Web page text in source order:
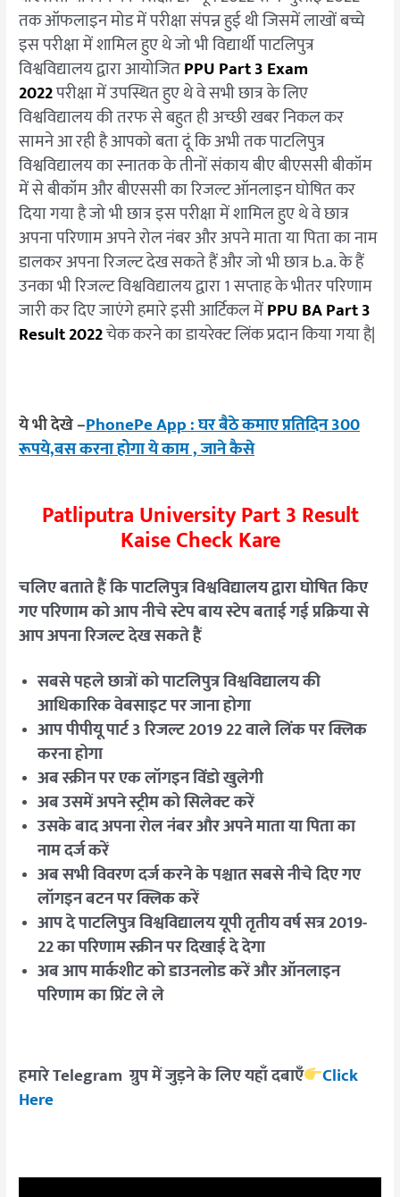
तक ऑफलाइन मोड में परीक्षा संपन्न हुई थी जिसमें लाखों बच्चे
इस परीक्षा में शामिल हुए थे जो भी विद्यार्थी पाटलिपुत्र
विश्वविद्यालय द्वारा आयोजितPPU Part 3 Exam
2022परीक्षा में उपस्थित हुए थे वे सभी छात्र के लिए
विश्वविद्यालय की तरफ से बहुत ही अच्छी खबर निकल कर
सामने आ रही है आपको बता दूं कि अभी तक पाटलिपुत्र
विश्वविद्यालय का स्नातक के तीनों संकाय बीए बीएससी बीकॉम
में से बीकॉम और बीएससी का रिजल्ट ऑनलाइन घोषित कर
दिया गया है जो भी छात्र इस परीक्षा में शामिल हुए थे वे छात्र
अपना परिणाम अपने रोल नंबर और अपने माता या पिता का नाम
डालकर अपना रिजल्ट देख सकते हैं और जो भी छात्र b.a. के हैं
उनका भी रिजल्ट विश्वविद्यालय द्वारा 1 सप्ताह के भीतर परिणाम
जारी कर दिए जाएंगे हमारे इसी आर्टिकल मेंPPU BA Part 3
Result 2022चेक करने का डायरेक्ट लिंक प्रदान किया गया है|
ये भी देखे –PhonePe App : घर बैठे कमाए प्रतिदिन 300
रूपये,बस करना होगा ये काम , जाने कैसे
Patliputra University Part 3 Result
Kaise Check Kare
चलिए बताते हैं कि पाटलिपुत्र विश्वविद्यालय द्वारा घोषित किए
गए परिणाम को आप नीचे स्टेप बाय स्टेप बताई गई प्रक्रिया से
आप अपना रिजल्ट देख सकते हैं
सबसे पहले छात्रों को पाटलिपुत्र विश्वविद्यालय की
आधिकारिक वेबसाइट पर जाना होगा
आप पीपीयू पार्ट 3 रिजल्ट 2019 22 वाले लिंक पर क्लिक
करना होगा
अब स्क्रीन पर एक लॉगइन विंडो खुलेगी
अब उसमें अपने स्ट्रीम को सिलेक्ट करें
उसके बाद अपना रोल नंबर और अपने माता या पिता का
नाम दर्ज करें
अब सभी विवरण दर्ज करने के पश्चात सबसे नीचे दिए गए
लॉगइन बटन पर क्लिक करें
आप दे पाटलिपुत्र विश्वविद्यालय यूपी तृतीय वर्ष सत्र 2019-
22 का परिणाम स्क्रीन पर दिखाई दे देगा
अब आप मार्कशीट को डाउनलोड करें और ऑनलाइन
परिणाम का प्रिंट ले ले
हमारे Telegram ग्रुप में जुड़ने के लिए यहाँ दबाएँ
Click
Here